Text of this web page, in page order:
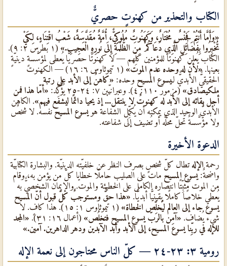
الكتاب والتحذير من كهنوتٍ حصريٌّ
«وَأَمَّا أَنْتُمْ فَجِنْسٌ مُخْتَارٌ، وَكَهَنُوتٌ مُلُوكِيٌّ، أُمَّةٌ مُقَدَّسَةٌ، شَعْبُ اقْتِنَاءٍ، لِكَيْ
تُخْبِرُوا بِفَضَائِلِ الَّذِي دَعَاكُمْ مِنَ الظُّلْمَةِ إِلَى نُورِهِ الْعَجِيبِ.»
(١ بطرس ٢: ٩).
الكتاب يُعلن كهنوتًا للمؤمنين كلِّهم — لا كهنوتًا حصريًّا يُعطى لمؤسَّسةٍ دينيّةٍ
بعينها.«لأنّ له وحده عدم الموت»
(١ تيموثاوس ٦: ١٦) — الكهنوت
الحقيقيٌّ الأبديٌّ لـيسوع المسيح وحده: «كاهنٌ إلى الأبد على رتبة
ملكيصادق» (مزمور ١١٠: ٤). وعبرانيّين ٧: ٢٤-٢٥ يُؤكِّد:
«أمّا هذا فمن
أجل بقائه إلى الأبد له كهنوتٌ لا ينتقل... إذ يحيا دائمًا ليشفع فيهم». الكاهن
الأبديٌّ الوحيد الذي يمكنه أن يُكمِّل الشفاعة هو يسوع المسيحنفسه. لا شخصٌ
ولا مؤسَّسةٌ تحلّ محلَّه أو تُضيف إلى شفاعته.
الدعوة الأخيرة
رحمة الإلهتطال كلّ شخصٍ بصرف النظر عن خلفيّته الدينيّة. والبشارة الكتابيّة
واضحةٌ: يسوع المسيح مات على الصليب حاملًا خطايا كلّ من يؤمن به، وقام
من الموت مُثبِّتًا انتصاره الكامل على الخطيئة والموت. والإيمان الشخصيٌّ به
يُعطي خلاصًا كاملًا يقينيًّا أبديًّا. «هذا حقٌّ ومستوجبٌ كلّ قبول أنّ المسيح
يسوع جاء إلى العالم ليُخلِّص الخطاة»
(١ تيموثاوس ١: ١٥). هذا كافٍ. لا
شيء يُضاف. «آمِن بالربّ يسوع المسيح فتخلُص» (أعمال ١٦: ٣١).
«المجد
للإله في ربِّنا يسوع المسيح، إلى الأبد وأبد الآبدين ودهر الداهرين. آمين.»
رومية ٣: ٢٣-٢٤ — كلّ الناس محتاجون إلى نعمة الإله